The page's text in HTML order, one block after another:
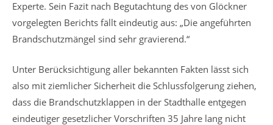
Experte. Sein Fazit nach Begutachtung des von Glöckner
vorgelegten Berichts fällt eindeutig aus: „Die angeführten
Brandschutzmängel sind sehr gravierend.“
Unter Berücksichtigung aller bekannten Fakten lässt sich
also mit ziemlicher Sicherheit die Schlussfolgerung ziehen,
dass die Brandschutzklappen in der Stadthalle entgegen
eindeutiger gesetzlicher Vorschriften 35 Jahre lang nicht